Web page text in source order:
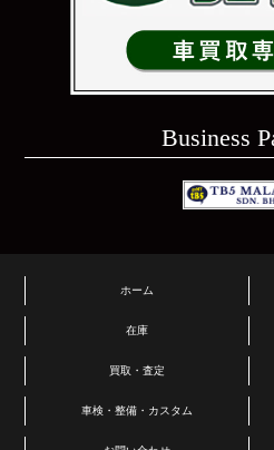
Business
ホーム
在庫
買取・査定
車検・整備・カスタム